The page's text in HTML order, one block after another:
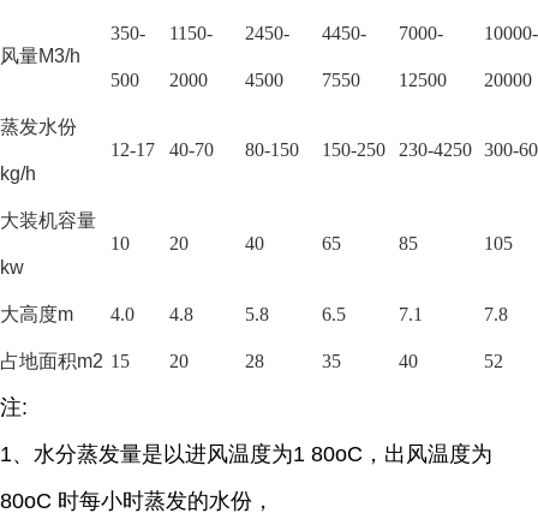
风量M3/h
350-
500
1150-
2000
2450-
4500
4450-
7550
7000-
12500
10000-
20000
蒸发水份
kg/h
12-17 40-70 80-150 150-250 230-4250 300-
大装机容量
kw
10 20 40 65 85 105
大高度m 4.0 4.8 5.8 6.5 7.1 7.8
占地面积m2 15 20 28 35 40 52
注:
1、 水分蒸发量是以进风温度为1 80oC，出风温度为
80oC 时每小时蒸发的水份，